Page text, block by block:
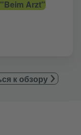
Arzt"
к обзору